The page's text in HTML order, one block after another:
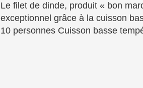
Le filet de dinde, produit « bon
exceptionnel grâce à la cuisson
10 personnes Cuisson basse